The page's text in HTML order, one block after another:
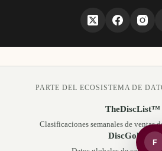
F
PARTE DEL ECOSISTEMA DE
TheDiscList™
Clasificaciones semanales de ventas
DiscGolfAPI